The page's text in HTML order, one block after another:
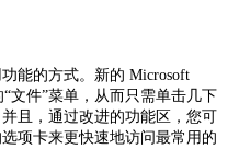
能的方式。新的 Microsoft
文件”菜单，从而只需单击几下
且，通过改进的功能区，您可
项卡来更快速地访问最常用的